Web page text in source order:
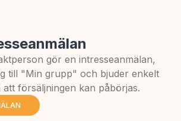
gör en intresseanmälan,
till "Min grupp" och bjuder enkelt
att försäljningen kan påbörjas.